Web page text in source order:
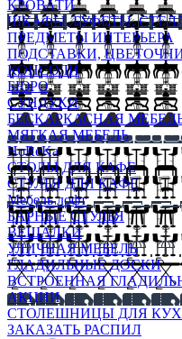
КРОВАТИ
ШКАФЫ, БУФЕТЫ,
ПРЕДМЕТЫ ИНТЕРЬЕРА
ПОДСТАВКИ,
КОНСОЛИ
БЮРО
СУНДУКИ
БЕСКАРКАСНАЯ
МЯГКАЯ МЕБЕЛЬ
HoReKa
СТОЛЫ ДЛЯ КАФЕ
СТУЛЬЯ ДЛЯ КАФЕ
Мебель лофт
БАРНЫЕ СТУЛЬЯ
ВЕШАЛКИ
УЛИЧНАЯ МЕБЕЛЬ
ГЛАДИЛЬНЫЕ ДОСКИ
ВСТРОЕННАЯ
АКЦИИ
СТОЛЕШНИЦЫ ДЛЯ
ЗАКАЗАТЬ РАСПИЛ